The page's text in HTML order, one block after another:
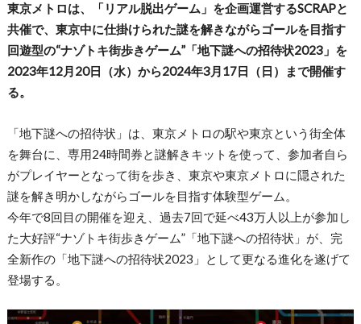
東京メトロは、「リアル脱出ゲーム」を企画運営するSCRAPと
共催で、東京中に仕掛けられた謎を解きながらゴールを目指す
回遊型の“ナゾトキ街歩きゲーム”「地下謎への招待状2023」を
2023年12月20日（水）から2024年3月17日（日）まで開催す
る。
「地下謎への招待状」は、東京メトロの駅や東京という街全体
を舞台に、専用24時間券と謎解きキットを使って、参加者自ら
がプレイヤーとなって街を歩き、東京や東京メトロに隠された
謎を解き明かしながらゴールを目指す体験型ゲーム。
今年で8回目の開催を迎え、過去7回で延べ43万人以上が参加し
た大好評“ナゾトキ街歩きゲーム”「地下謎への招待状」が、完
全新作の「地下謎への招待状2023」として更なる進化を遂げて
登場する。